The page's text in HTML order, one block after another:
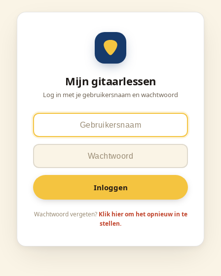
Mijn gitaarlessen
Log in met je gebruikersnaam en wachtwoord
Inloggen
Wachtwoord vergeten? Klik hier om het opnieuw in te
stellen.